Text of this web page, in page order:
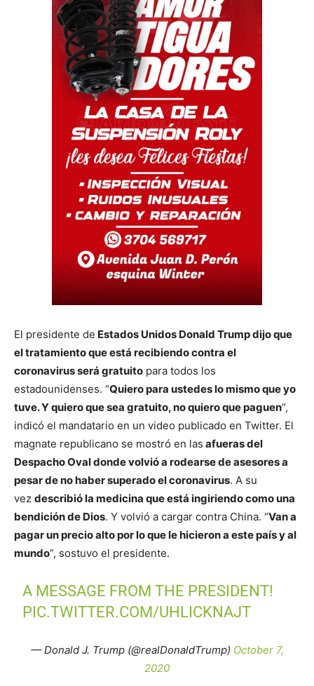
El presidente de Estados Unidos Donald Trump dijo que
el tratamiento que está recibiendo contra el
coronavirus será gratuito para todos los
estadounidenses. “Quiero para ustedes lo mismo que yo
tuve. Y quiero que sea gratuito, no quiero que paguen”,
indicó el mandatario en un video publicado en Twitter. El
magnate republicano se mostró en las afueras del
Despacho Oval donde volvió a rodearse de asesores a
pesar de no haber superado el coronavirus. A su
vez describió la medicina que está ingiriendo como una
bendición de Dios. Y volvió a cargar contra China. “Van a
pagar un precio alto por lo que le hicieron a este país y al
mundo”, sostuvo el presidente.
A MESSAGE FROM THE PRESIDENT!
PIC.TWITTER.COM/UHLICKNAJT
— Donald J. Trump (@realDonaldTrump) October 7,
2020